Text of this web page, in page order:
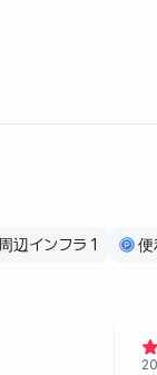
周辺インフラ 1